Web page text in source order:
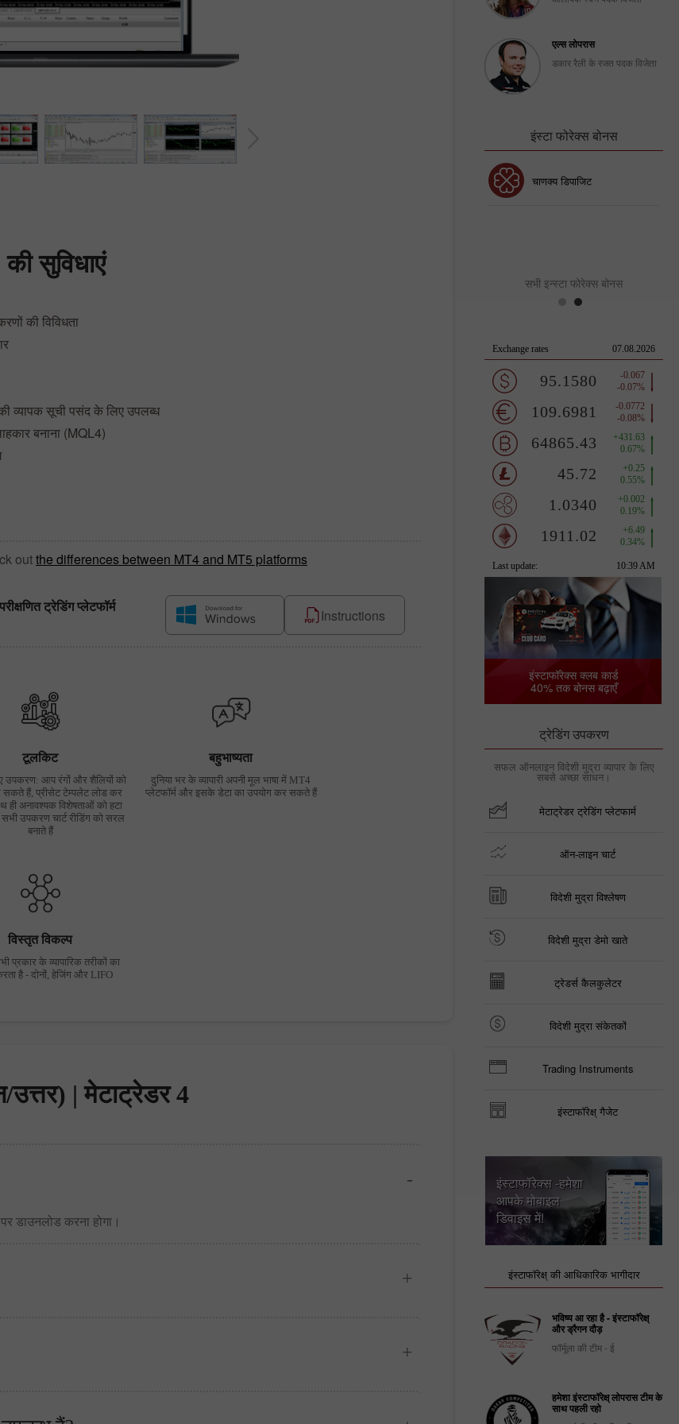
की सुविधाएं
की विविधता
व्यापक सूची पसंद के लिए उपलब्ध
बनाना (MQL4)
outthe differences between MT4 and MT5 platforms
ट्रेडिंग प्लेटफॉर्म
Instructions
टूलकिट
उपकरण: आप रंगों और शैलियों को
सकते हैं, प्रीसेट टेम्पलेट लोड कर
ही अनावश्यक विशेषताओं को हटा
उपकरण चार्ट रीडिंग को सरल
बनाते हैं
बहुभाष्यता
दुनिया भर के व्यापारी अपनी मूल भाषा में MT4
प्लेटफॉर्म और इसके डेटा का उपयोग कर सकते हैं
विस्तृत विकल्प
प्रकार के व्यापारिक तरीकों का
है - दोनों, हेजिंग और LIFO
| मेटाट्रेडर 4
डाउनलोड करना होगा।
एल्स लोपरास
डकार रैली के रजत पदक विजेता
इंस्टा फोरेक्स बोनस
चाणक्य डिपाजिट
सभी इन्स्टा फोरेक्स बोनस
इंस्टाफॉरेक्स क्लब कार्ड
40% तक बोनस बढ़ाएँ
ट्रेडिंग उपकरण
सफल ऑनलाइन विदेशी मुद्रा व्यापार के लिए
सबसे अच्छा साधन।
मेटाट्रेडर ट्रेडिंग प्लेटफार्म
ऑन-लाइन चार्ट
विदेशी मुद्रा विश्लेषण
विदेशी मुद्रा डेमो खाते
ट्रेडर्स कैलकुलेटर
विदेशी मुद्रा संकेतकों
Trading Instruments
इंस्टाफॉरेक्ष् गैजेट
इंस्टाफॉरेक्स -हमेशा
आपके मोबाइल
डिवाइस में!
इंस्टाफॉरेक्ष् की आधिकारिक भागीदार
भविष्य आ रहा है - इंस्टाफॉरेक्ष्
और ड्रैगन दौड़
फॉर्मूला की टीम - ई
हमेशा इंस्टाफॉरेक्ष् लोपरास टीम के
साथ पहली रहो